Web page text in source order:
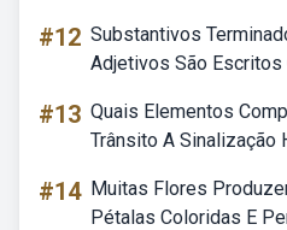
#12 Substantivos
Adjetivos São Escritos
#13 Quais Elementos
Trânsito A Sinalização
#14 Muitas Flores
Pétalas Coloridas E